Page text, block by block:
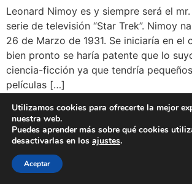
Leonard Nimoy es y siempre será el
serie de televisión “Star Trek”. Nimoy
26 de Marzo de 1931. Se iniciaría en el
bien pronto se haría patente que lo
ciencia-ficción ya que tendría
películas […]
BLOG CLIENTES
Utilizamos cookies para ofrecerte la mejor
nuestra web.
Puedes aprender más sobre qué cookies
desactivarlas en los ajustes.
Aceptar